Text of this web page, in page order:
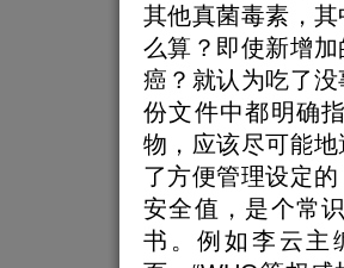
其他真菌毒素，
么算？即使新增
癌？就认为吃了
份文件中都明确
物，应该尽可能
了方便管理设定
安全值，是个常
书。例如李云主